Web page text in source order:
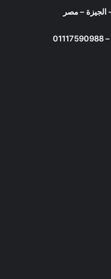
–
01117590988